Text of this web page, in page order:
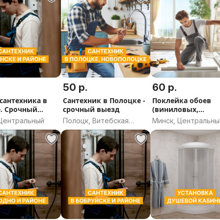
в
Срочный
на район.
Выезд в
50 р.
Сантехник в Полоцке -
срочный выезд
Полоцк, Витебская
область
60 р.
Поклейка обоев
(виниловых,
флизелиновых,
бумажных)
Минск,